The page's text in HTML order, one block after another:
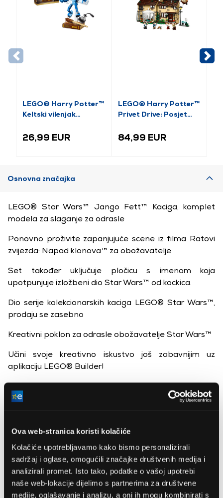
Ova web-stranica koristi kolačiće
Kolačiće upotrebljavamo kako bismo personalizirali
sadržaj i oglase, omogućili značajke društvenih medija i
analizirali promet. Isto tako, podatke o vašoj upotrebi
naše web-lokacije dijelimo s partnerima za društvene
medije, oglašavanje i analizu, a oni ih mogu kombinirati s
LEGO® Harry Potter™
Keltski vilenjak
26,99 EUR
LEGO® Harry Potter™
Privet Drive: Posjet
84,99 EUR
Osnovna značajka
LEGO® Star Wars™ Jango Fett™ Kaciga, komplet
modela za slaganje za odrasle
Ponovno proživite zapanjujuće scene iz filma Ratovi
zvijezda: Napad klonova™ za obožavatelje
Set također uključuje pločicu s imenom koja
upotpunjuje izložbeni dio Star Wars™ od kockica.
Dio serije kolekcionarskih kaciga LEGO® Star Wars™,
prodaju se zasebno
Kreativni poklon za odrasle obožavatelje Star Wars™
Učini svoje kreativno iskustvo još zabavnijim uz
aplikaciju LEGO® Builder!
Otkrijte širok asortiman LEGO® Star Wars™ setova za
slaganje za odrasle!
cm